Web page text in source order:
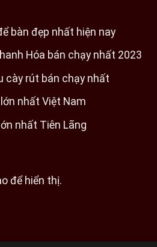
bàn đẹp nhất hiện nay
Hóa bán chạy nhất 2023
cày rút bán chạy nhất
nhất Việt Nam
nhất Tiên Lãng
để hiển thị.